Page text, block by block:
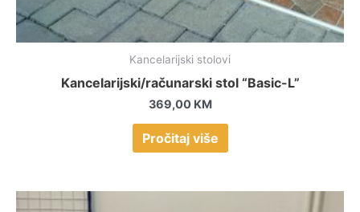
Kancelarijski stolovi
Kancelarijski/računarski stol “Basic-L”
369,00 KM
Pročitaj više